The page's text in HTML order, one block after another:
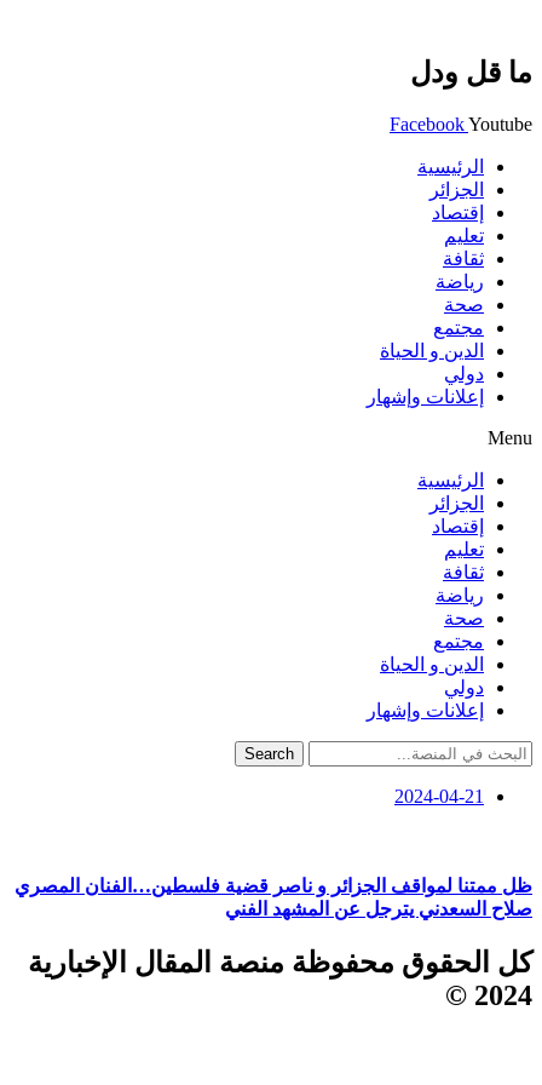
ما قل ودل
FacebookYoutube
الرئيسية
الجزائر
إقتصاد
تعليم
ثقافة
رياضة
صحة
مجتمع
الدين و الحياة
دولي
إعلانات وإشهار
Menu
الرئيسية
الجزائر
إقتصاد
تعليم
ثقافة
رياضة
صحة
مجتمع
الدين و الحياة
دولي
إعلانات وإشهار
Search
2024-04-21
ظل ممتنا لمواقف الجزائر و ناصر قضية فلسطين…الفنان المصري
صلاح السعدني يترجل عن المشهد الفني
كل الحقوق محفوظة منصة المقال الإخبارية
2024 ©